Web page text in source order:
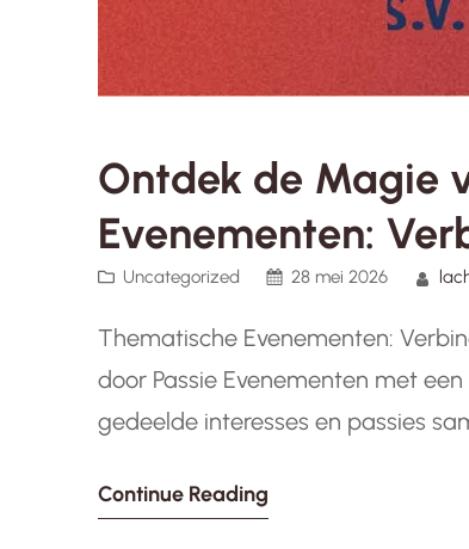
Ontdek de Magie
Evenementen:
Uncategorized 28 mei 2026
Thematische Evenementen:
door Passie Evenementen met
gedeelde interesses en passies
verbinding te maken en nieuwe
Continue Reading